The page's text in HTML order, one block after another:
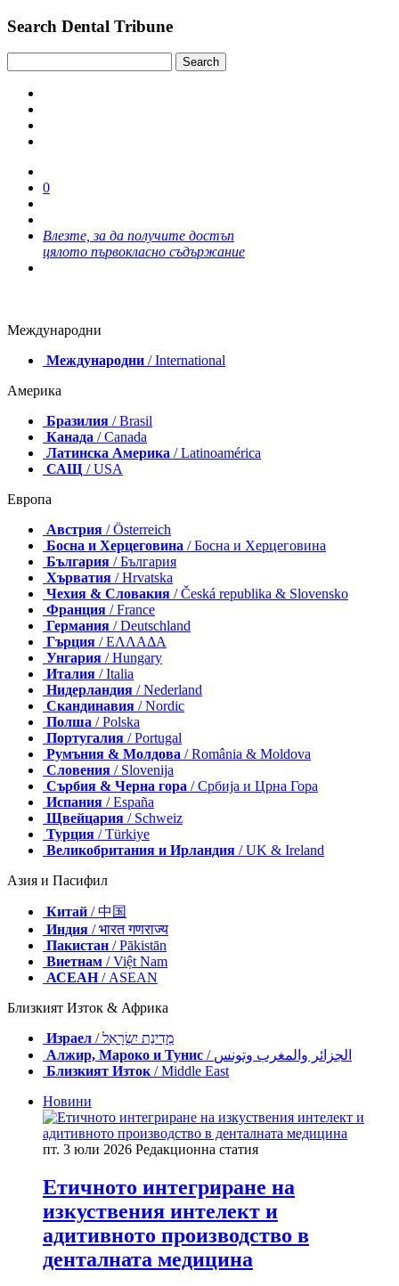
Search Dental Tribune
0
Влезте, за да получите достъп
цялото първокласно съдържание
Международни
Международни / International
Америка
Бразилия / Brasil
Канада / Canada
Латинска Америка / Latinoamérica
САЩ / USA
Европа
Австрия / Österreich
Босна и Херцеговина / Босна и Херцеговина
България / България
Хърватия / Hrvatska
Чехия & Словакия / Česká republika & Slovensko
Франция / France
Германия / Deutschland
Гърция / ΕΛΛΑΔΑ
Унгария / Hungary
Италия / Italia
Нидерландия / Nederland
Скандинавия / Nordic
Полша / Polska
Португалия / Portugal
Румъния & Молдова / România & Moldova
Словения / Slovenija
Сърбия & Черна гора / Србија и Црна Гора
Испания / España
Щвейцария / Schweiz
Турция / Türkiye
Великобритания и Ирландия / UK & Ireland
Азия и Пасифил
Китай / 中国
Индия / भारत गणराज्य
Пакистан / Pākistān
Виетнам / Việt Nam
АСЕАН/ ASEAN
Близкият Изток & Африка
Израел
/ מְדִינַת יִשְׂרָאֵל
Алжир, Мароко и Тунис
/ الجزائر والمغرب وتونس
Близкият Изток/ Middle East
Новини
пт. 3 юли 2026 Редакционна статия
Етичното интегриране на
изкуствения интелект и
адитивното производство в
денталната медицина